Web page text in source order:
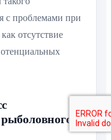
с проблемами при
отсутствие